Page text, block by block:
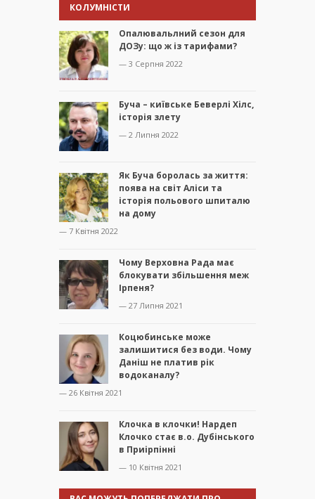
КОЛУМНІСТИ
Опалювальлний сезон для
ДОЗу: що ж із тарифами?
— 3 Серпня 2022
Буча – київське Беверлі Хілс,
історія злету
— 2 Липня 2022
Як Буча боролась за життя:
поява на світ Аліси та
історія польового шпиталю
на дому
— 7 Квітня 2022
Чому Верховна Рада має
блокувати збільшення меж
Ірпеня?
— 27 Липня 2021
Коцюбинське може
залишитися без води. Чому
Даніш не платив рік
водоканалу?
— 26 Квітня 2021
Клочка в клочки! Нардеп
Клочко стає в.о. Дубінського
в Приірпінні
— 10 Квітня 2021